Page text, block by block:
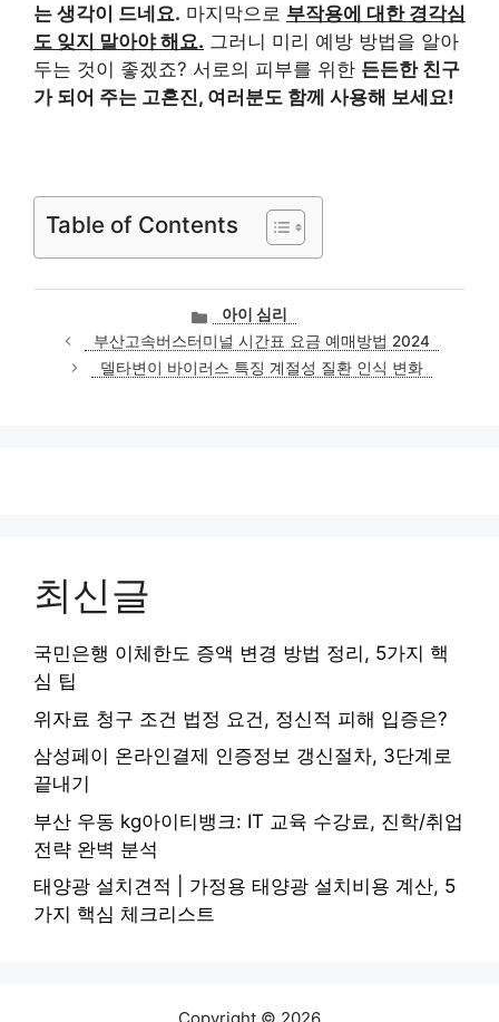
는 생각이 드네요. 마지막으로 부작용에 대한 경각심
도 잊지 말아야 해요. 그러니 미리 예방 방법을 알아
두는 것이 좋겠죠? 서로의 피부를 위한 든든한 친구
가 되어 주는 고혼진, 여러분도 함께 사용해 보세요!
Table of Contents
카
테
고
리
아이 심리
부산고속버스터미널 시간표 요금 예매방법 2024
델타변이 바이러스 특징 계절성 질환 인식 변화
최신글
국민은행 이체한도 증액 변경 방법 정리, 5가지 핵
심 팁
위자료 청구 조건 법정 요건, 정신적 피해 입증은?
삼성페이 온라인결제 인증정보 갱신절차, 3단계로
끝내기
부산 우동 kg아이티뱅크: IT 교육 수강료, 진학/취업
전략 완벽 분석
태양광 설치견적 | 가정용 태양광 설치비용 계산, 5
가지 핵심 체크리스트